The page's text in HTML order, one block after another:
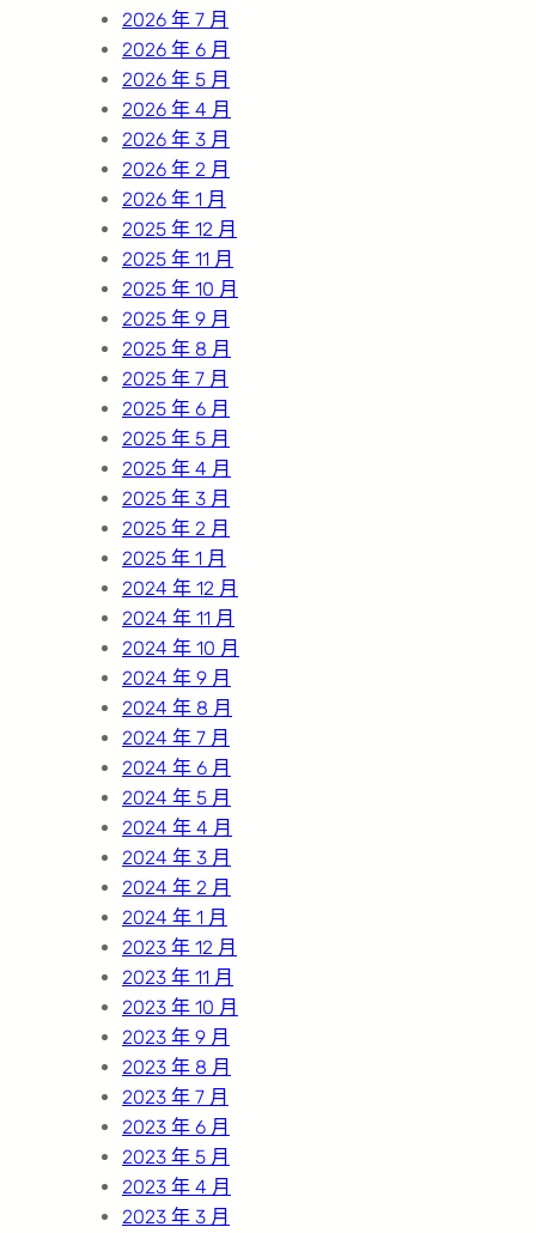
2026 年 7 月
2026 年 6 月
2026 年 5 月
2026 年 4 月
2026 年 3 月
2026 年 2 月
2026 年 1 月
2025 年 12 月
2025 年 11 月
2025 年 10 月
2025 年 9 月
2025 年 8 月
2025 年 7 月
2025 年 6 月
2025 年 5 月
2025 年 4 月
2025 年 3 月
2025 年 2 月
2025 年 1 月
2024 年 12 月
2024 年 11 月
2024 年 10 月
2024 年 9 月
2024 年 8 月
2024 年 7 月
2024 年 6 月
2024 年 5 月
2024 年 4 月
2024 年 3 月
2024 年 2 月
2024 年 1 月
2023 年 12 月
2023 年 11 月
2023 年 10 月
2023 年 9 月
2023 年 8 月
2023 年 7 月
2023 年 6 月
2023 年 5 月
2023 年 4 月
2023 年 3 月